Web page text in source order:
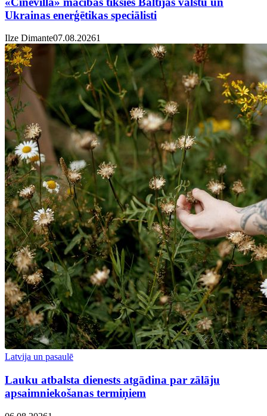
Ukrainas enerģētikas speciālisti
Ilze Dimante07.08.20261
Latvija un pasaulē
Lauku atbalsta dienests atgādina par zālāju
apsaimniekošanas termiņiem